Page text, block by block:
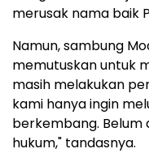
merusak nama baik
Namun, sambung
memutuskan untuk
masih melakukan
kami hanya ingin
berkembang. Belum
hukum," tandasnya.